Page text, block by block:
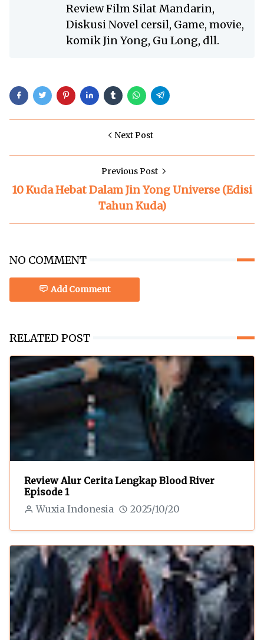
Review Film Silat Mandarin,
Diskusi Novel cersil, Game, movie,
komik Jin Yong, Gu Long, dll.
Next Post
Previous Post
10 Kuda Hebat Dalam Jin Yong Universe (Edisi
Tahun Kuda)
NO COMMENT
Add Comment
RELATED POST
Review Alur Cerita Lengkap Blood River
Episode 1
Wuxia Indonesia 2025/10/20